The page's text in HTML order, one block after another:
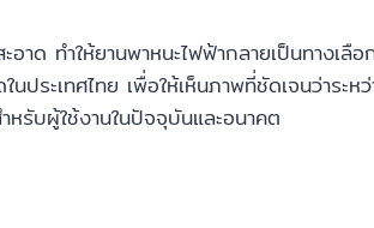
ด ทำให้ยานพาหนะไฟฟ้ากลายเป็นทางเลื
ประเทศไทย เพื่อให้เห็นภาพที่ชัดเจนว่าระ
หรับผู้ใช้งานในปัจจุบันและอนาคต